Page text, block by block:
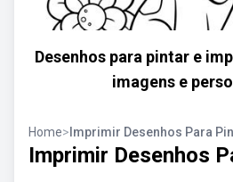
Desenhos para pintar e
imagens e
Home> Imprimir Desenhos Para
Imprimir Desenhos